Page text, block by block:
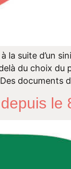
la suite d’un
du choix du
documents
le